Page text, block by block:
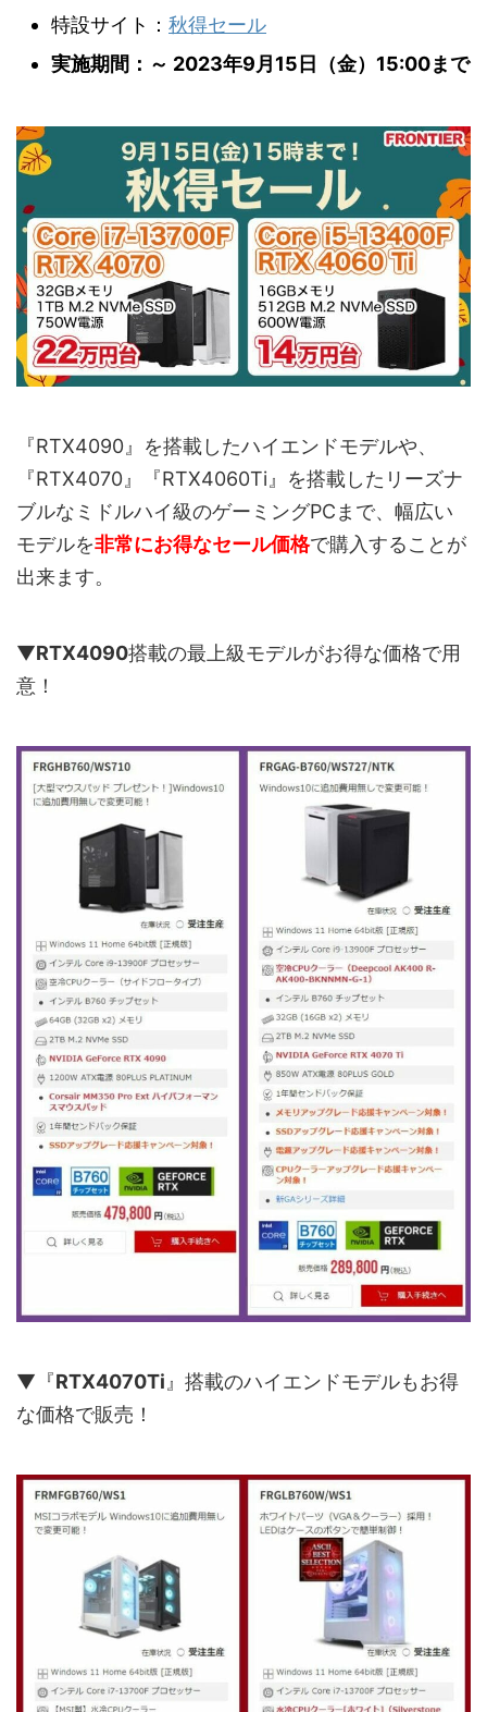
特設サイト： 秋得セール
実施期間：～ 2023年9月15日（金）15:00まで
『RTX4090』を搭載したハイエンドモデルや、
『RTX4070』『RTX4060Ti』を搭載したリーズナ
ブルなミドルハイ級のゲーミングPCまで、幅広い
モデルを非常にお得なセール価格で購入することが
出来ます。
▼RTX4090搭載の最上級モデルがお得な価格で用
意！
▼『RTX4070Ti 』搭載のハイエンドモデルもお得
な価格で販売！